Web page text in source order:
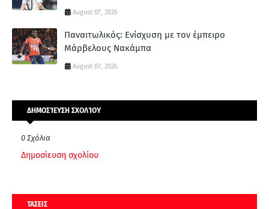
August 07, 2026
Παναιτωλικός: Ενίσχυση με τον έμπειρο
Μάρβελους Νακάμπα
August 07, 2026
ΔΗΜΟΣΊΕΥΣΗ ΣΧΟΛΊΟΥ
0 Σχόλια
Δημοσίευση σχολίου
ΤΑΣΕΙΣ